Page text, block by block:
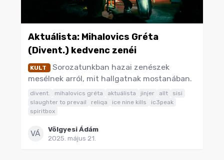
Aktuálista: Mihalovics Gréta
(Divent.) kedvenc zenéi
KULT
Sorozatunkban hazai zenészek
mesélnek arról, mit hallgatnak mostanában.
divent. mihalovics gréta aktuálista jinjer allt
sisi
slaughter to prevail
reliqa ice nine kills
ic3peak
spiritbox
VÁ
Völgyesi Ádám
2025. május 21.